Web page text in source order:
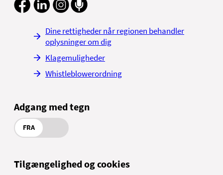
Dine rettigheder når regionen behandler
oplysninger om dig
Klagemuligheder
Whistleblowerordning
Adgang med tegn
FRA
Tilgængelighed og cookies